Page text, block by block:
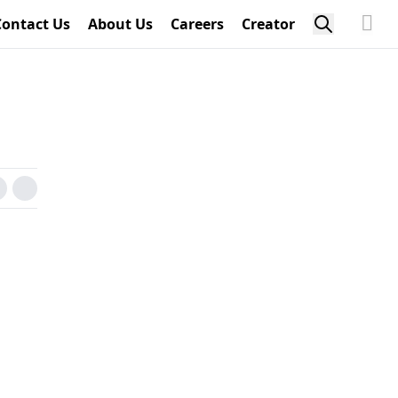
Us About Us Careers Creator